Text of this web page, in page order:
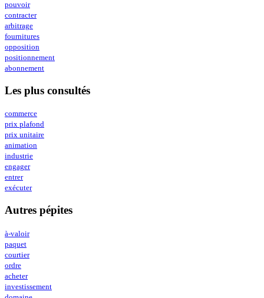
pouvoir
contracter
arbitrage
fournitures
opposition
positionnement
abonnement
Les plus consultés
commerce
prix plafond
prix unitaire
animation
industrie
engager
entrer
exécuter
Autres pépites
à-valoir
paquet
courtier
ordre
acheter
investissement